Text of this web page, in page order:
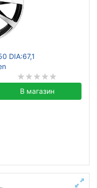
DIA:67,1
В магазин